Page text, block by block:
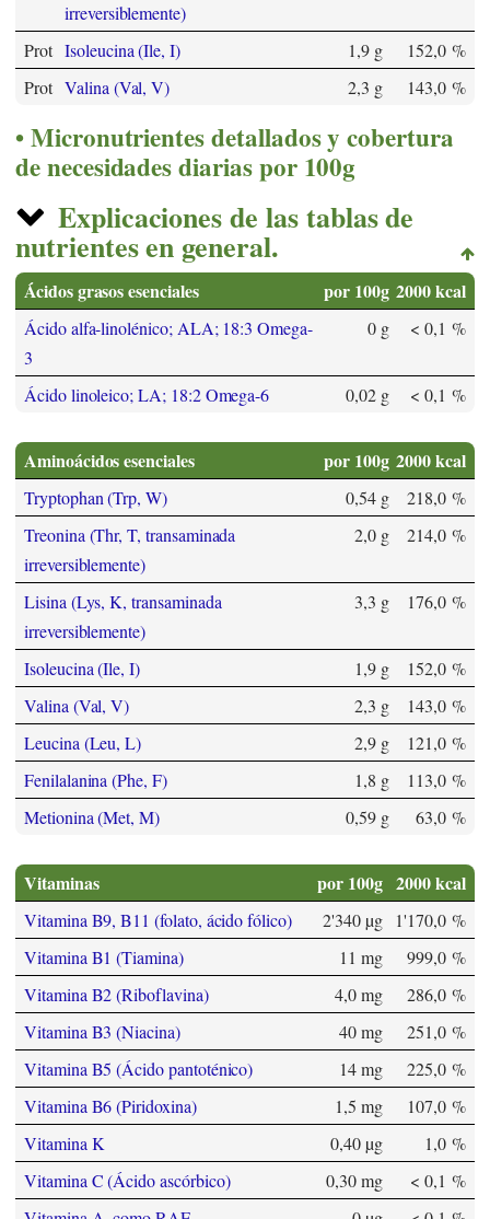
irreversiblemente)
Prot Isoleucina (Ile, I) 1,9 g
152,0 %
Prot Valina (Val, V) 2,3 g 143,0 %
Micronutrientes detallados y cobertura
de necesidades diarias por 100g
Explicaciones de las tablas de
nutrientes en general.
Ácidos grasos esenciales por 100g 2000 kcal
Ácido alfa-linolénico; ALA; 18:3 Omega-
3
0 g < 0,1 %
Ácido linoleico; LA; 18:2 Omega-6 0,02 g < 0,1 %
Aminoácidos esenciales por 100g 2000 kcal
Tryptophan (Trp, W) 0,54 g
218,0 %
Treonina (Thr, T, transaminada
irreversiblemente)
2,0 g 214,0 %
Lisina (Lys, K, transaminada
irreversiblemente)
3,3 g 176,0 %
Isoleucina (Ile, I) 1,9 g
152,0 %
Valina (Val, V)
2,3 g
143,0 %
Leucina (Leu, L)
2,9 g
121,0 %
Fenilalanina (Phe, F)
1,8 g
113,0 %
Metionina (Met, M)
0,59 g 63,0 %
Vitaminas por 100g 2000 kcal
Vitamina B9, B11 (folato, ácido fólico) 2'340 µg
1'170,0 %
Vitamina B1 (Tiamina)
11 mg
999,0 %
Vitamina B2 (Riboflavina)
4,0 mg
286,0 %
Vitamina B3 (Niacina)
40 mg
251,0 %
Vitamina B5 (Ácido pantoténico)
14 mg
225,0 %
Vitamina B6 (Piridoxina)
1,5 mg
107,0 %
Vitamina K
0,40 µg
1,0 %
Vitamina C (Ácido ascórbico)
0,30 mg
< 0,1 %